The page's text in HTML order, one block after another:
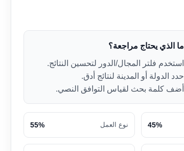
ما الذي يحتاج مراجعة؟
استخدم فلتر المجال/الدور لتحسين النتائج.
حدد الدولة أو المدينة لنتائج أدق.
أضف كلمة بحث لقياس التوافق النصي.
45% نوع العمل 55%